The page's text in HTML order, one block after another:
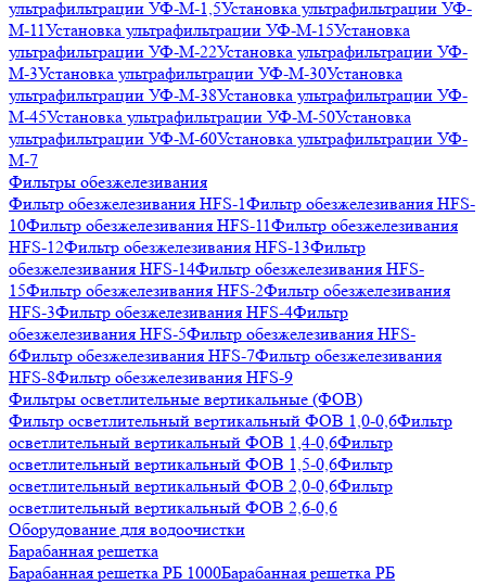
ультрафильтрации УФ-М-1,5Установка ультрафильтрации УФ-
М-11Установка ультрафильтрации УФ-М-15Установка
ультрафильтрации УФ-М-22Установка ультрафильтрации УФ-
М-3Установка ультрафильтрации УФ-М-30Установка
ультрафильтрации УФ-М-38Установка ультрафильтрации УФ-
М-45Установка ультрафильтрации УФ-М-50Установка
ультрафильтрации УФ-М-60Установка ультрафильтрации УФ-
М-7
Фильтры обезжелезивания
Фильтр обезжелезивания HFS-1Фильтр обезжелезивания HFS-
10Фильтр обезжелезивания HFS-11Фильтр обезжелезивания
HFS-12Фильтр обезжелезивания HFS-13Фильтр
обезжелезивания HFS-14Фильтр обезжелезивания HFS-
15Фильтр обезжелезивания HFS-2Фильтр обезжелезивания
HFS-3Фильтр обезжелезивания HFS-4Фильтр
обезжелезивания HFS-5Фильтр обезжелезивания HFS-
6Фильтр обезжелезивания HFS-7Фильтр обезжелезивания
HFS-8Фильтр обезжелезивания HFS-9
Фильтры осветлительные вертикальные (ФОВ)
Фильтр осветлительный вертикальный ФОВ 1,0-0,6Фильтр
осветлительный вертикальный ФОВ 1,4-0,6Фильтр
осветлительный вертикальный ФОВ 1,5-0,6Фильтр
осветлительный вертикальный ФОВ 2,0-0,6Фильтр
осветлительный вертикальный ФОВ 2,6-0,6
Оборудование для водоочистки
Барабанная решетка
Барабанная решетка РБ 1000Барабанная решетка РБ